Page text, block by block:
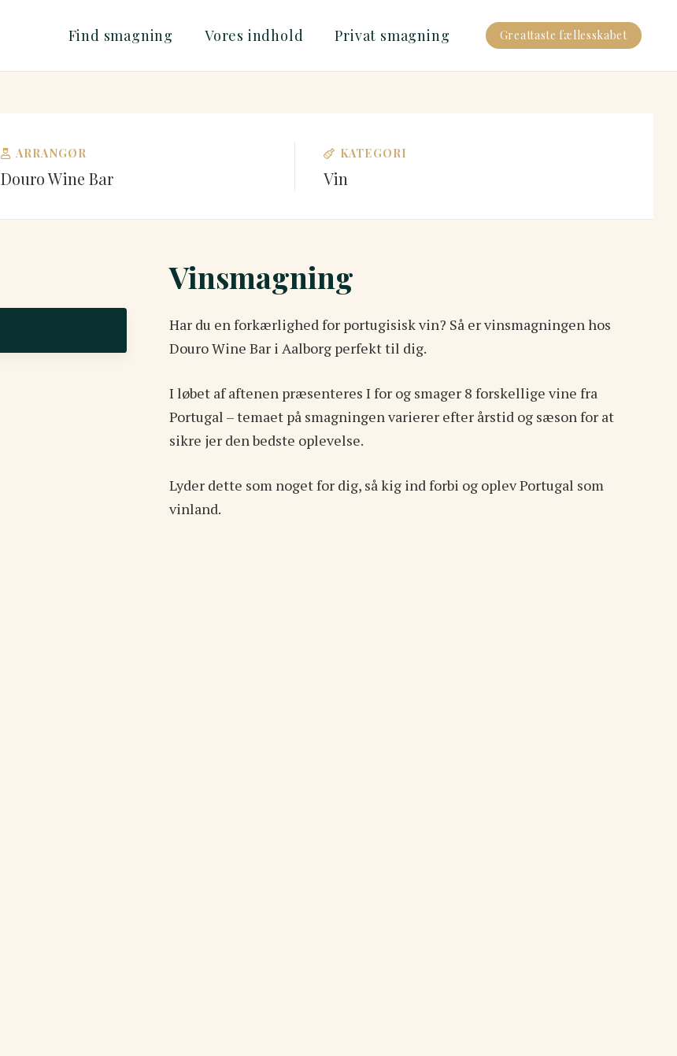
Find smagning Vores indhold Privat smagning Greattaste fællesskabet
ARRANGØR
Douro Wine Bar
KATEGORI
Vin
Vinsmagning
Har du en forkærlighed for portugisisk vin? Så er vinsmagningen hos
Douro Wine Bar i Aalborg perfekt til dig.
I løbet af aftenen præsenteres I for og smager 8 forskellige vine fra
Portugal – temaet på smagningen varierer efter årstid og sæson for at
sikre jer den bedste oplevelse.
Lyder dette som noget for dig, så kig ind forbi og oplev Portugal som
vinland.